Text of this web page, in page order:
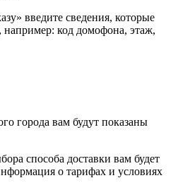
введите сведения, которые
например: код домофона, этаж,
города вам будут показаны
способа доставки вам будет
о тарифах и условиях